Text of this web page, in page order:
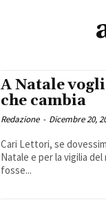
A Natale
che cambia
Redazione - Dicembre 20,
Cari Lettori, se dovessimo scegliere un augurio da dedicarvi, per questo
Natale e per la vigilia
fosse...